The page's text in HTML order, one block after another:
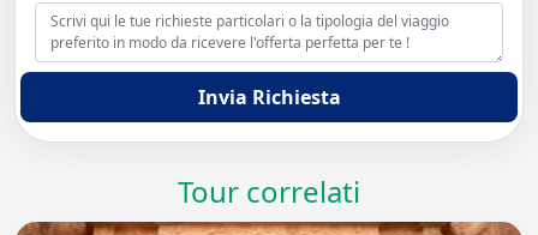
Invia Richiesta
Tour correlati